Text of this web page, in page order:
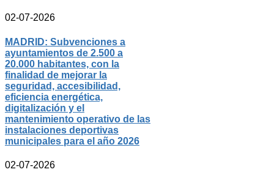
02-07-2026
MADRID: Subvenciones a
ayuntamientos de 2.500 a
20.000 habitantes, con la
finalidad de mejorar la
seguridad, accesibilidad,
eficiencia energética,
digitalización y el
mantenimiento operativo de las
instalaciones deportivas
municipales para el año 2026
02-07-2026